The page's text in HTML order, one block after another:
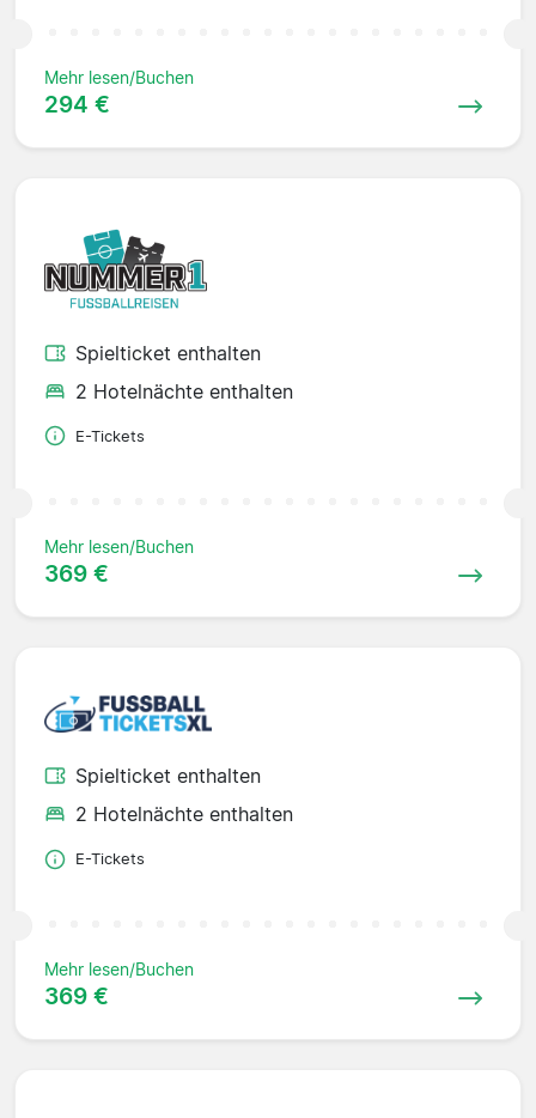
Mehr lesen/Buchen
294 €
Spielticket enthalten
2 Hotelnächte enthalten
E-Tickets
Mehr lesen/Buchen
369 €
Spielticket enthalten
2 Hotelnächte enthalten
E-Tickets
Mehr lesen/Buchen
369 €